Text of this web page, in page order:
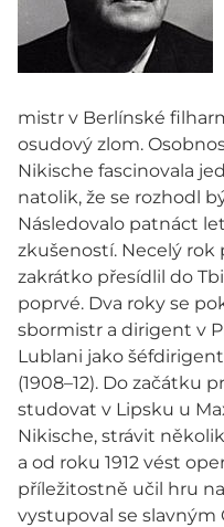
mistr v Berlínské
osudový zlom.
Nikische fascinovala
natolik, že se rozhodl
Následovalo patnáct
zkušeností. Necelý rok
zakrátko přesídlil do
poprvé. Dva roky se
sbormistr a dirigent v
Lublani jako
(1908–12). Do začátku
studovat v Lipsku u
Nikische, strávit
a od roku 1912 vést
příležitostně učil hru
vystupoval se